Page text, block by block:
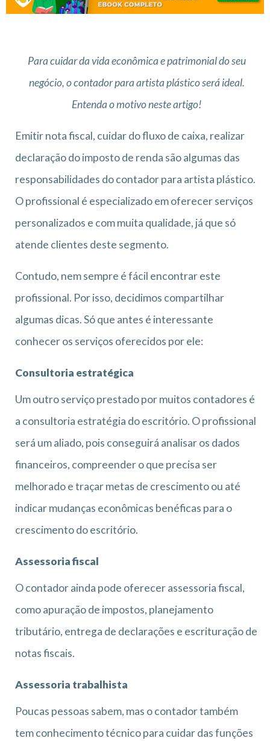
Para cuidar da vida econômica e patrimonial do seu
negócio, o contador para artista plástico será ideal.
Entenda o motivo neste artigo!
Emitir nota fiscal, cuidar do fluxo de caixa, realizar
declaração do imposto de renda são algumas das
responsabilidades do contador para artista plástico.
O profissional é especializado em oferecer serviços
personalizados e com muita qualidade, já que só
atende clientes deste segmento.
Contudo, nem sempre é fácil encontrar este
profissional. Por isso, decidimos compartilhar
algumas dicas. Só que antes é interessante
conhecer os serviços oferecidos por ele:
Consultoria estratégica
Um outro serviço prestado por muitos contadores é
a consultoria estratégia do escritório. O profissional
será um aliado, pois conseguirá analisar os dados
financeiros, compreender o que precisa ser
melhorado e traçar metas de crescimento ou até
indicar mudanças econômicas benéficas para o
crescimento do escritório.
Assessoria fiscal
O contador ainda pode oferecer assessoria fiscal,
como apuração de impostos, planejamento
tributário, entrega de declarações e escrituração de
notas fiscais.
Assessoria trabalhista
Poucas pessoas sabem, mas o contador também
tem conhecimento técnico para cuidar das funções